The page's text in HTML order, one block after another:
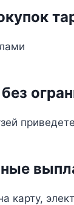
карту,